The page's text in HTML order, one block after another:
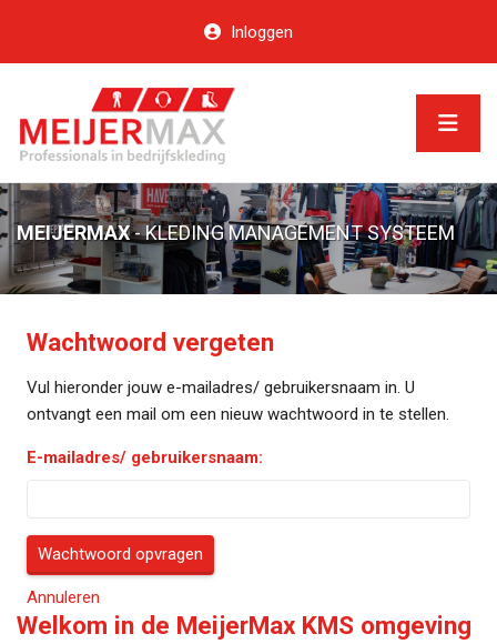
Inloggen
MEIJERMAX- KLEDING MANAGEMENT SYSTEEM
Wachtwoord vergeten
Vul hieronder jouw e-mailadres/ gebruikersnaam in. U
ontvangt een mail om een nieuw wachtwoord in te stellen.
E-mailadres/ gebruikersnaam:
Wachtwoord opvragen
Annuleren
Welkom in de MeijerMax KMS omgeving